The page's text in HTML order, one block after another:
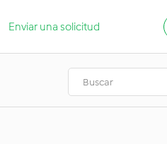
Enviar una solicitud